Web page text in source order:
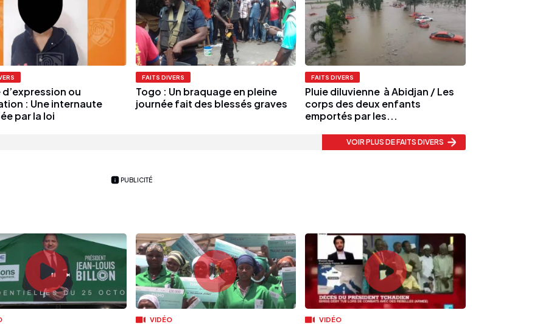
ou
: Une internaute
par la loi
FAITS DIVERS
Togo : Un braquage en pleine
journée fait des blessés graves
FAITS DIVERS
Pluie diluvienne à Abidjan / Les
corps des deux enfants
emportés par les...
VOIR PLUS DE FAITS DIVERS
PUBLICITÉ
VIDÉO VIDÉO